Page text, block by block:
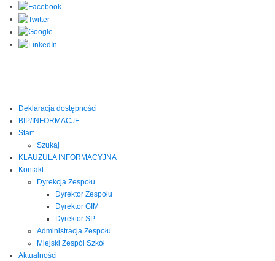
Deklaracja dostępności
BIP/INFORMACJE
Start
Szukaj
KLAUZULA INFORMACYJNA
Kontakt
Dyrekcja Zespołu
Dyrektor Zespołu
Dyrektor GIM
Dyrektor SP
Administracja Zespołu
Miejski Zespół Szkół
Aktualności